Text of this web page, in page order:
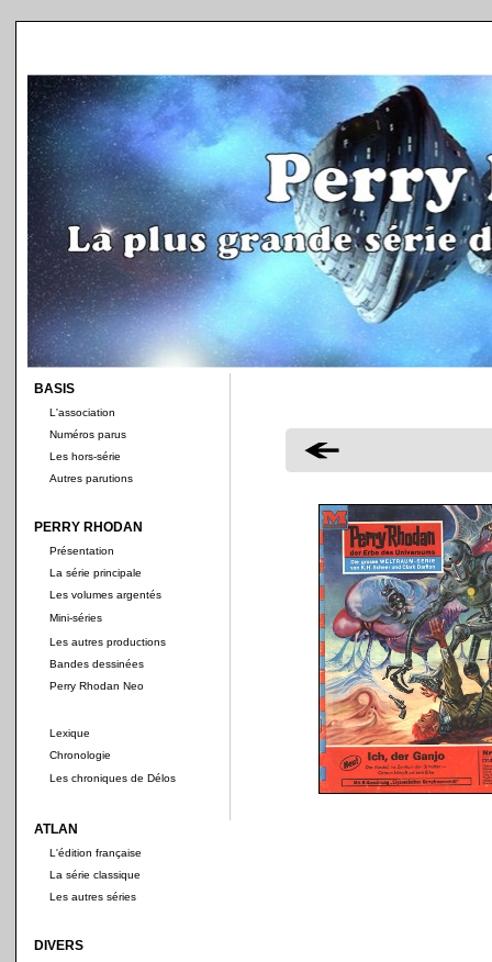
BASIS
L'association
Numéros parus
Les hors-série
Autres parutions
PERRY RHODAN
Présentation
La série principale
Les volumes argentés
Mini-séries
Les autres productions
Bandes dessinées
Perry Rhodan Neo
Lexique
Chronologie
Les chroniques de Délos
ATLAN
L'édition française
La série classique
Les autres séries
DIVERS